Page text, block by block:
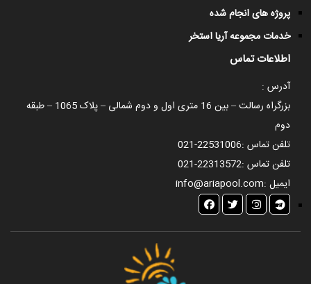
پروژه های انجام شده
خدمات مجموعه آریا استخر
اطلاعات تماس
آدرس :
بزرگراه رسالت – بین 16 متری اول و دوم شمالی – پلاک 1065 – طبقه
دوم
تلفن تماس :021-22531006
تلفن تماس :021-22313572
ایمیل :info@ariapool.com